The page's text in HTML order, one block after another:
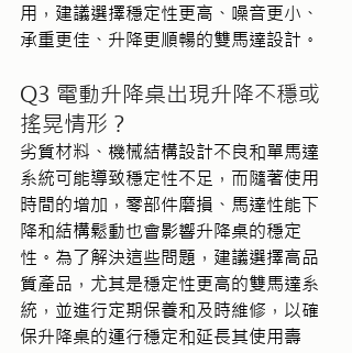
用，建議選擇穩定性更高、噪音更小、
承重更佳、升降更順暢的雙馬達設計。
Q3 電動升降桌出現升降不穩或
搖晃情形？
劣質材料、機械結構設計不良和單馬達
系統可能導致穩定性不足，而隨著使用
時間的增加，零部件磨損、馬達性能下
降和結構鬆動也會影響升降桌的穩定
性。為了解決這些問題，建議選擇高品
質產品，尤其是穩定性更高的雙馬達系
統，並進行定期保養和及時維修，以確
保升降桌的運行穩定和延長其使用壽